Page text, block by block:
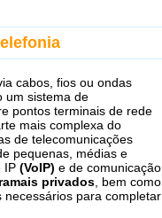
cabos, fios ou ondas
um sistema de
pontos terminais de rede
mais complexa do
de telecomunicações
pequenas, médias e
IP (VoIP) e de comunicação
privados , bem como
para completar